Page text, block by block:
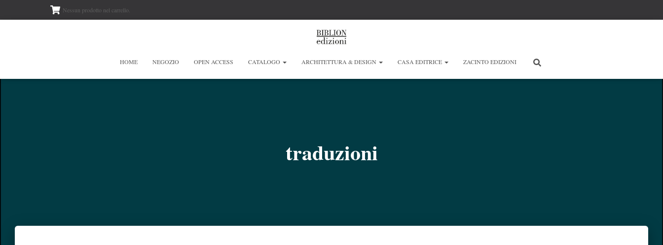
Nessun prodotto nel carrello.
HOME NEGOZIO OPEN ACCESS CATALOGO ARCHITETTURA & DESIGN CASA EDITRICE ZACINTO EDIZIONI
traduzioni